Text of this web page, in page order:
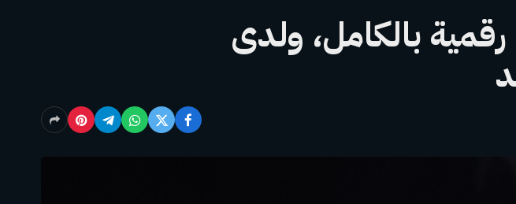
أقلام الرصاص: أصبحت اختبارات SAT رقمية بالكامل، ولدى